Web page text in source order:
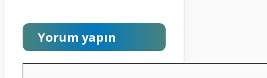
Yorum yapın